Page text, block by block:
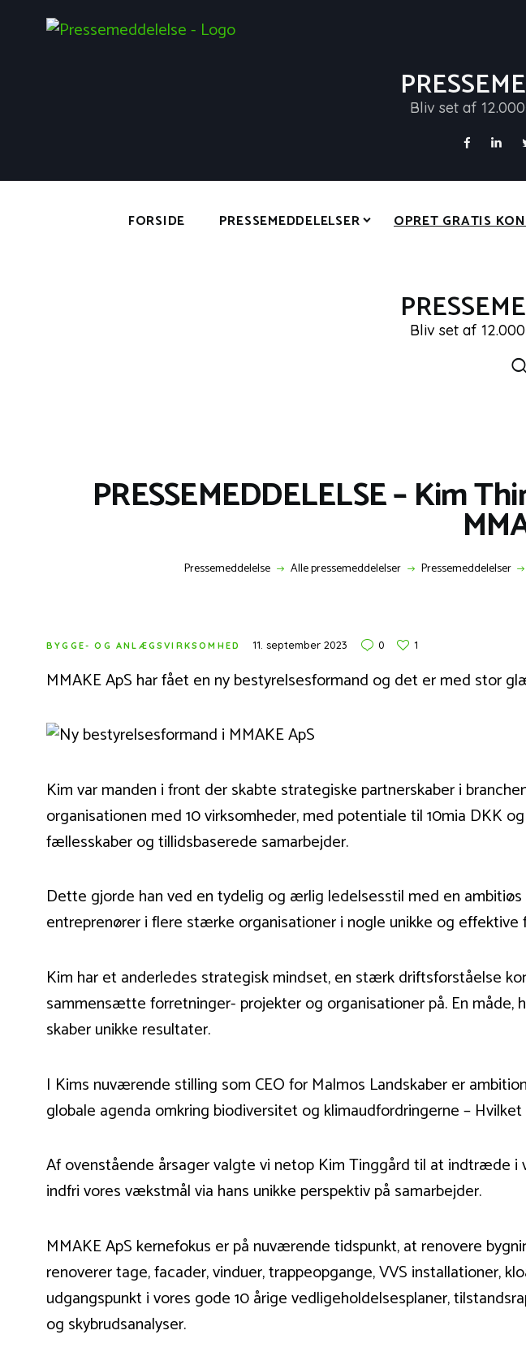
Bliv set af
FORSIDE PRESSEMEDDELELSER OPRET GRATIS
Bliv set af
PRESSEMEDDELELSE – Kim
Pressemeddelelse Alle pressemeddelelser Pressemeddelelser
Bliv set af
OPRET
NYHEDER
KONTAKT OS
BYGGE- OG ANLÆGSVIRKSOMHED 11. september 2023 0 1
MMAKE ApS har fået en ny bestyrelsesformand og det er med stor
Kim var manden i front der skabte strategiske partnerskaber i
organisationen med 10 virksomheder, med potentiale til 10mia DKK
fællesskaber og tillidsbaserede samarbejder.
Dette gjorde han ved en tydelig og ærlig ledelsesstil med en
entreprenører i flere stærke organisationer i nogle unikke og
Kim har et anderledes strategisk mindset, en stærk driftsforståelse
sammensætte forretninger- projekter og organisationer på. En
skaber unikke resultater.
I Kims nuværende stilling som CEO for Malmos Landskaber er
globale agenda omkring biodiversitet og klimaudfordringerne –
Af ovenstående årsager valgte vi netop Kim Tinggård til at indtræde
indfri vores vækstmål via hans unikke perspektiv på samarbejder.
MMAKE ApS kernefokus er på nuværende tidspunkt, at renovere
renoverer tage, facader, vinduer, trappeopgange, VVS installationer,
udgangspunkt i vores gode 10 årige vedligeholdelsesplaner,
og skybrudsanalyser.